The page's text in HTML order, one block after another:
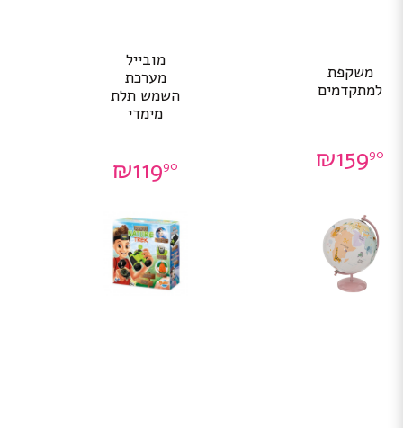
משקפת
למתקדמים
₪15990
מובייל
מערכת
השמש תלת
מימדי
₪11990